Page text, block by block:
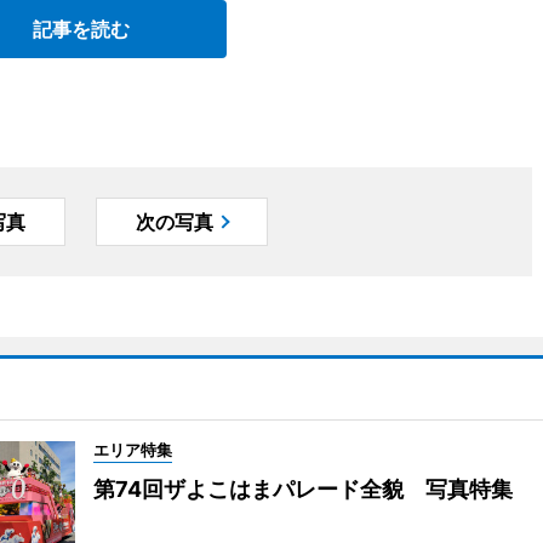
記事を読む
真 次の写真
エリア特集
第74回ザよこはまパレード全貌 写真特集